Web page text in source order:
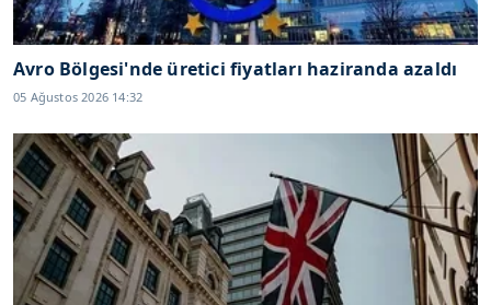
Avro Bölgesi'nde üretici fiyatları haziranda azaldı
05 Ağustos 2026 14:32